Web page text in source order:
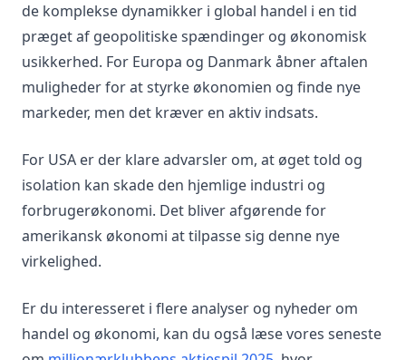
de komplekse dynamikker i global handel i en tid
præget af geopolitiske spændinger og økonomisk
usikkerhed. For Europa og Danmark åbner aftalen
muligheder for at styrke økonomien og finde nye
markeder, men det kræver en aktiv indsats.
For USA er der klare advarsler om, at øget told og
isolation kan skade den hjemlige industri og
forbrugerøkonomi. Det bliver afgørende for
amerikansk økonomi at tilpasse sig denne nye
virkelighed.
Er du interesseret i flere analyser og nyheder om
handel og økonomi, kan du også læse vores seneste